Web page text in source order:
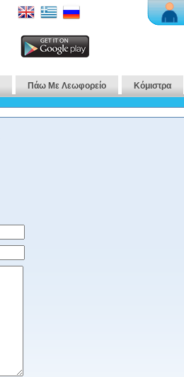
Πάω Με Λεωφορείο Κόμιστρα